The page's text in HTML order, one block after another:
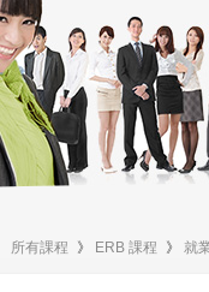
所有課程 》 ERB 課程 》 就